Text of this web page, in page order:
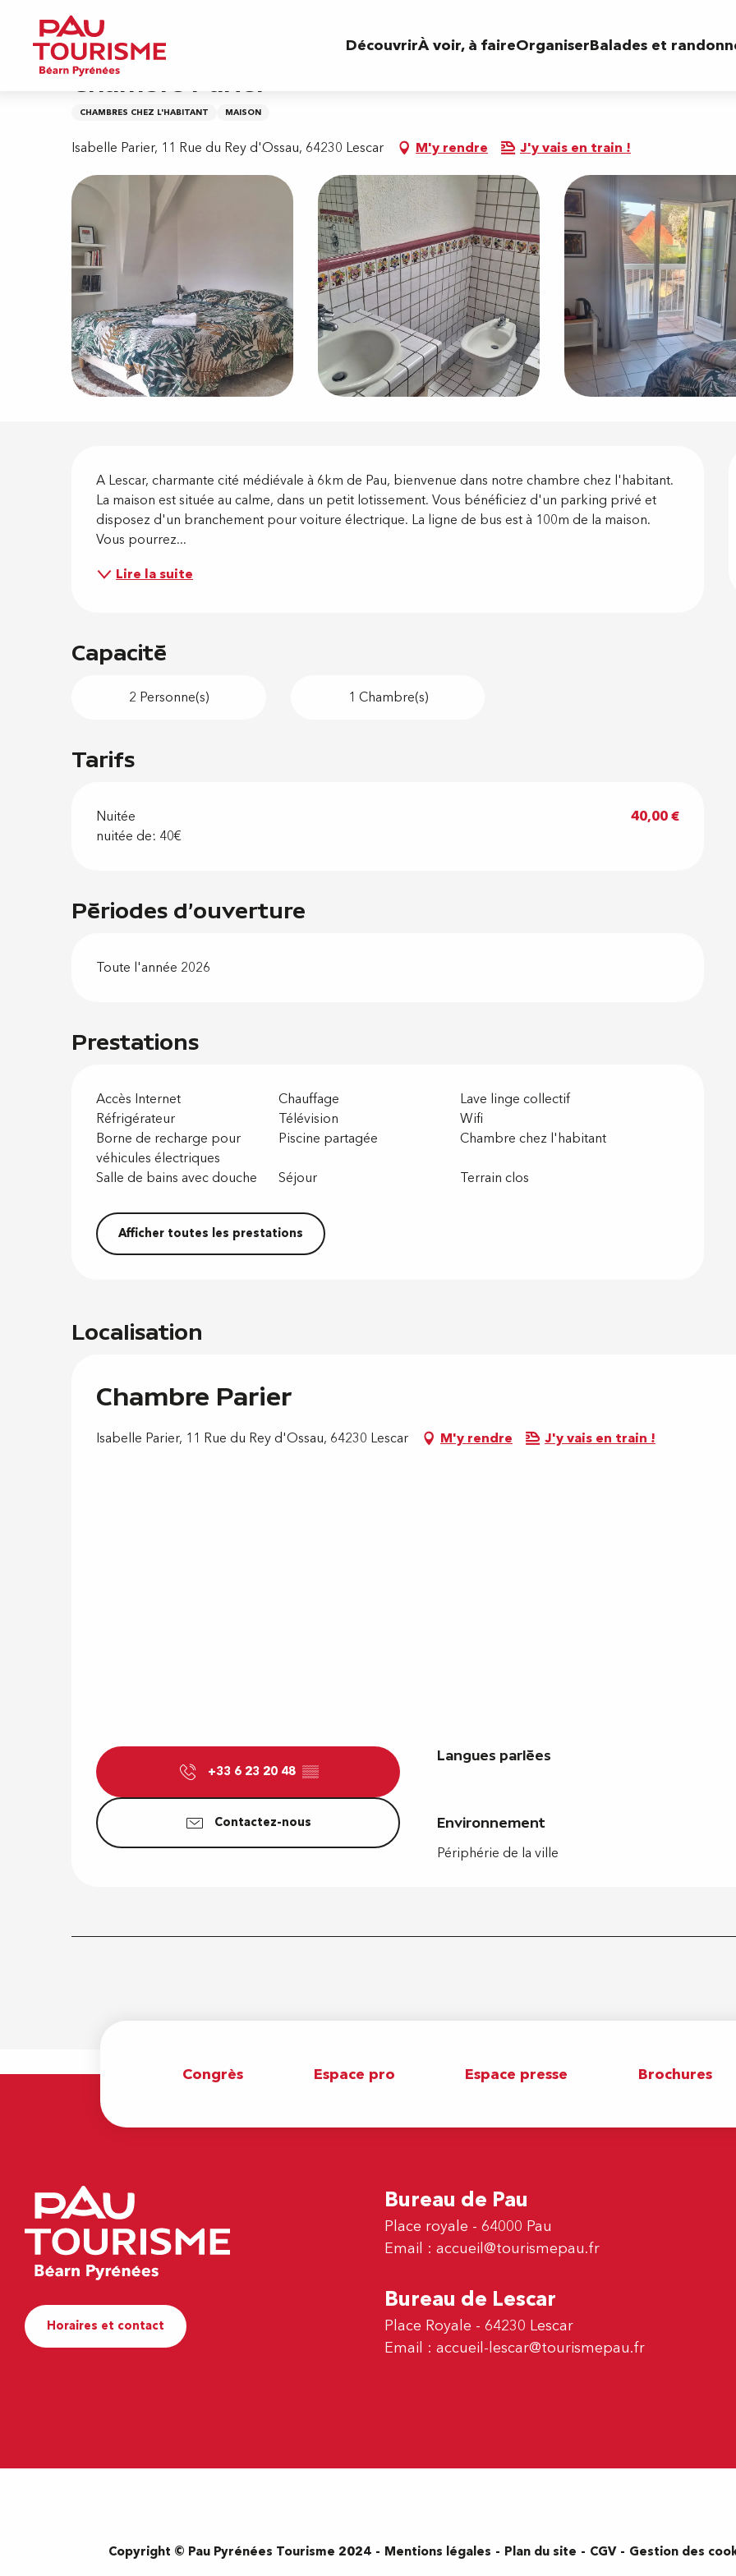
contenu
principal
DécouvrirÀ voir, à faireOrganiserBalades et
Accueil
Chambre Parier
CHAMBRES CHEZ L'HABITANT MAISON
Isabelle Parier, 11 Rue du Rey d'Ossau, 64230 Lescar M'y rendre J'y vais en train !
Description
A Lescar, charmante cité médiévale à 6km de Pau, bienvenue dans notre chambre chez l'habitant.
La maison est située au calme, dans un petit lotissement. Vous bénéficiez d'un parking privé et
disposez d'un branchement pour voiture électrique. La ligne de bus est à 100m de la maison.
Vous pourrez...
Lire la suite
Capacité
2 Personne(s) 1 Chambre(s)
Prestations
Accès Internet Chauffage
Lave linge collectif
Réfrigérateur
Télévision
Wifi
Borne de recharge pour
véhicules électriques
Piscine partagée Chambre chez l'habitant
Salle de bains avec douche Séjour Terrain clos
Afficher toutes les prestations
Tarifs
Nuitée
40,00 €
nuitée de: 40€
Périodes d'ouverture
Toute l'année 2026
Localisation
Chambre Parier
Isabelle Parier, 11 Rue du Rey d'Ossau, 64230 Lescar M'y rendre J'y vais en train !
+33 6 23 20 48 ▒▒
Contactez-nous
Langues parlées
Langues parlées
Environnement
Environnement
Périphérie de la ville
Congrès Espace pro Espace presse Brochures
Horaires et contact
Bureau de Pau
Place royale - 64000 Pau
Email : accueil@tourismepau.fr
Bureau de Lescar
Place Royale - 64230 Lescar
Email : accueil-lescar@tourismepau.fr
Copyright © Pau Pyrénées Tourisme 2024 Mentions légales Plan du site CGV Gestion des